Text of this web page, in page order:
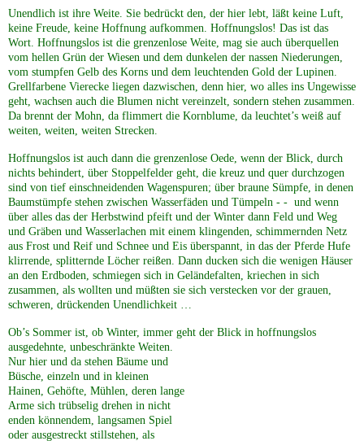
Unendlich ist ihre Weite. Sie bedrückt den, der hier lebt, läßt keine Luft,
keine Freude, keine Hoffnung aufkommen. Hoffnungslos! Das ist das
Wort. Hoffnungslos ist die grenzenlose Weite, mag sie auch überquellen
vom hellen Grün der Wiesen und dem dunkelen der nassen Niederungen,
vom stumpfen Gelb des Korns und dem leuchtenden Gold der Lupinen.
Grellfarbene Vierecke liegen dazwischen, denn hier, wo alles ins Ungewisse
geht, wachsen auch die Blumen nicht vereinzelt, sondern stehen zusammen.
Da brennt der Mohn, da flimmert die Kornblume, da leuchtet’s weiß auf
weiten, weiten, weiten Strecken.
Hoffnungslos ist auch dann die grenzenlose Oede, wenn der Blick, durch
nichts behindert, über Stoppelfelder geht, die kreuz und quer durchzogen
sind von tief einschneidenden Wagenspuren; über braune Sümpfe, in denen
Baumstümpfe stehen zwischen Wasserfäden und Tümpeln - - und wenn
über alles das der Herbstwind pfeift und der Winter dann Feld und Weg
und Gräben und Wasserlachen mit einem klingenden, schimmernden Netz
aus Frost und Reif und Schnee und Eis überspannt, in das der Pferde Hufe
klirrende, splitternde Löcher reißen. Dann ducken sich die wenigen Häuser
an den Erdboden, schmiegen sich in Geländefalten, kriechen in sich
zusammen, als wollten und müßten sie sich verstecken vor der grauen,
schweren, drückenden Unendlichkeit …
Ob’s Sommer ist, ob Winter, immer geht der Blick in hoffnungslos
ausgedehnte, unbeschränkte Weiten.
Nur hier und da stehen Bäume und
Büsche, einzeln und in kleinen
Hainen, Gehöfte, Mühlen, deren lange
Arme sich trübselig drehen in nicht
enden könnendem, langsamen Spiel
oder ausgestreckt stillstehen, als